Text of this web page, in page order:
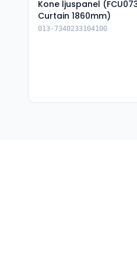
Kone ljuspanel
Curtain 1860mm)
013-7340233104100